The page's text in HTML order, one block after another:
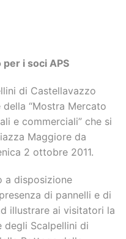
i soci APS
di Castellavazzo
“Mostra Mercato
e commerciali” che si
Maggiore da
2 ottobre 2011.
a disposizione
di pannelli e di
illustrare ai visitatori la
degli Scalpellini di